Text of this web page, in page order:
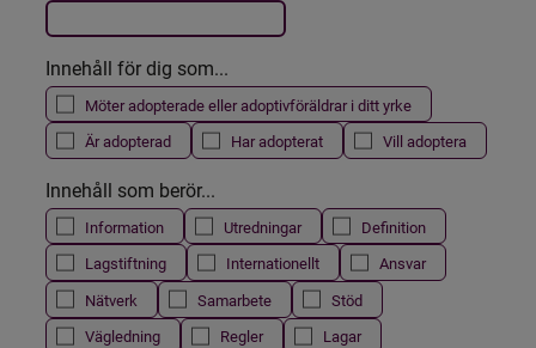
Innehåll för dig som...
Möter adopterade eller adoptivföräldrar i ditt yrke
Är adopterad
Har adopterat Vill adoptera
Innehåll som berör...
Information Utredningar
Definition
Lagstiftning
Internationellt
Ansvar
Nätverk
Samarbete
Stöd
Vägledning
Regler
Lagar